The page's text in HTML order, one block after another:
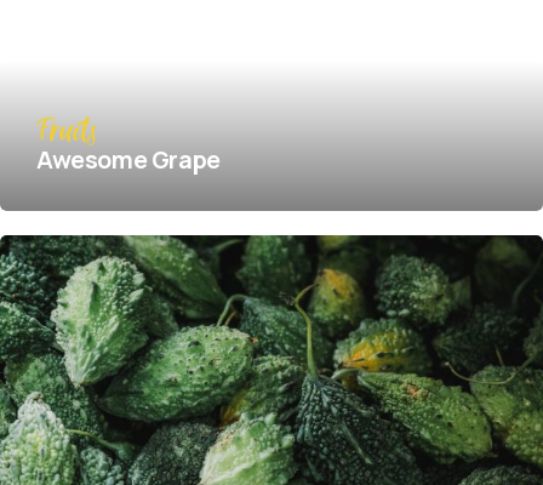
Fruits
Awesome Grape